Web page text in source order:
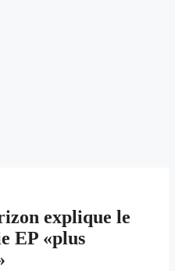
explique le
EP «plus